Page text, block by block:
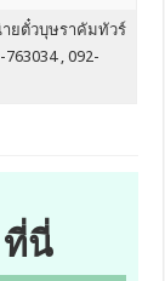
ยตั๋วบุษราคัมทัวร์
, 092-
ที่นี่